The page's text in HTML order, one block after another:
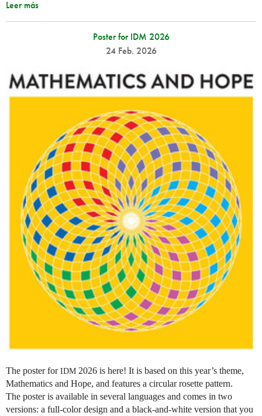
Leer más
Poster for IDM 2026
24 Feb. 2026
The poster forIDM 2026 is here! It is based on this year’s theme,
Mathematics and Hope, and features a circular rosette pattern.
The poster is available in several languages and comes in two
versions: a full-color design and a black-and-white version that you